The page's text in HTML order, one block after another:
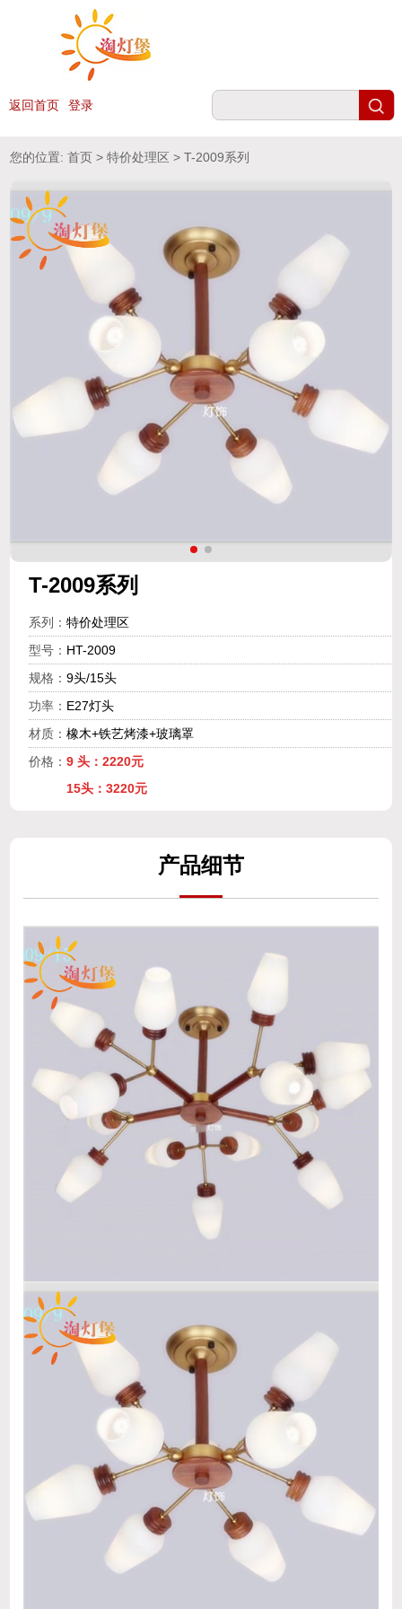
返回首页 登录
您的位置:首页 >特价处理区 > T-2009系列
T-2009系列
系列： 特价处理区
型号： HT-2009
规格： 9头/15头
功率： E27灯头
材质： 橡木+铁艺烤漆+玻璃罩
价格： 9 头：2220元
15头：3220元
产品细节